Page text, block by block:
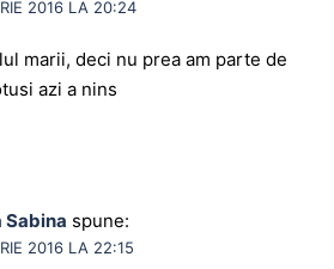
2016 LA 20:24
marii, deci nu prea am parte de
azi a nins
Sabina spune:
2016 LA 22:15